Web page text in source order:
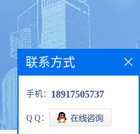
联系方式
手机： 18917505737
Q Q：